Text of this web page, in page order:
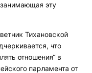
эту
Тихановской
что
отношения“ в
парламента от